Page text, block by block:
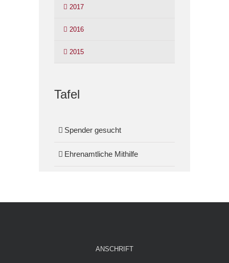
2017
2016
2015
Tafel
Spender gesucht
Ehrenamtliche Mithilfe
ANSCHRIFT